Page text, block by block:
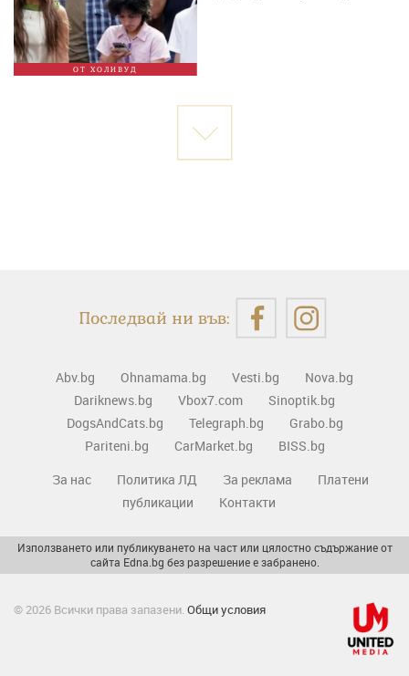
ОТ ХОЛИВУД
Последвай ни във:
Abv.bg Ohnamama.bg Vesti.bg
Nova.bg
Dariknews.bg
Vbox7.com
Sinoptik.bg
DogsAndCats.bg
Telegraph.bg
Grabo.bg
Pariteni.bg
CarMarket.bg
BISS.bg
За нас
Политика ЛД За реклама
Платени
публикации
Контакти
Използването или публикуването на част или цялостно съдържание от
сайта Edna.bg без разрешение е забранено.
© 2026 Всички права запазени. Общи условия